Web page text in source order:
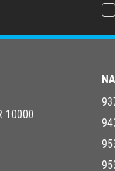
10000